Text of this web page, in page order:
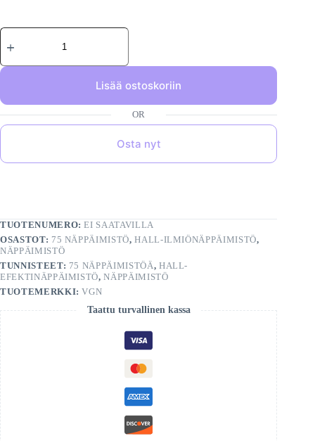
Lisää ostoskoriin
Osta nyt
TUOTENUMERO:EI SAATAVILLA
OSASTOT: 75 NÄPPÄIMISTÖ,HALL-ILMIÖNÄPPÄIMISTÖ,
NÄPPÄIMISTÖ
TUNNISTEET: 75 NÄPPÄIMISTÖÄ, HALL-
EFEKTINÄPPÄIMISTÖ,NÄPPÄIMISTÖ
TUOTEMERKKI:VGN
Taattu turvallinen kassa